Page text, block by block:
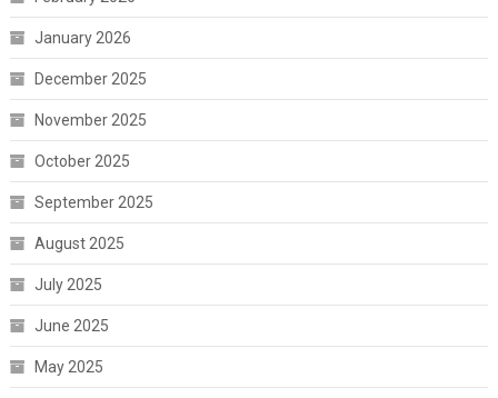
January 2026
December 2025
November 2025
October 2025
September 2025
August 2025
July 2025
June 2025
May 2025